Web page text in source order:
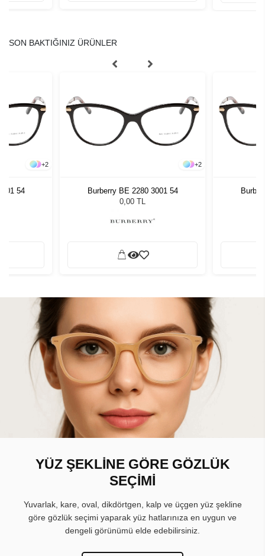
SON BAKTIĞINIZ ÜRÜNLER
+2
54
+2
Burberry BE 2280 3001 54
0,00 TL
YÜZ ŞEKLİNE GÖRE GÖZLÜK
SEÇİMİ
Yuvarlak, kare, oval, dikdörtgen, kalp ve üçgen yüz şekline
göre gözlük seçimi yaparak yüz hatlarınıza en uygun ve
dengeli görünümü elde edebilirsiniz.